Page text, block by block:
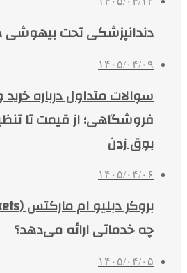
دندانپزشکی تحت بیهوشی
۱۴۰۵/۰۴/۰۹
سوالات متداول درباره
فروشگاهی؛ از قیمت تا
بوق زدن
۱۴۰۵/۰۴/۰۶
چه خدماتی ارائه می‌دهد؟
۱۴۰۵/۰۴/۰۵